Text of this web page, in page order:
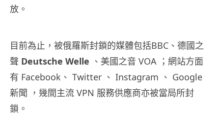
放。
目前為止，被俄羅斯封鎖的媒體包括BBC、德國之
聲 Deutsche Welle 、美國之音 VOA ；網站方面
有 Facebook、 Twitter 、 Instagram 、 Google
新聞 ，幾間主流 VPN 服務供應商亦被當局所封
鎖。